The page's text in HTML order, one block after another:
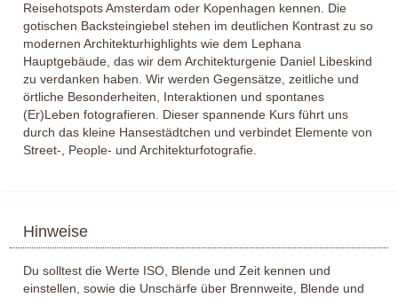
Reisehotspots Amsterdam oder Kopenhagen kennen. Die
gotischen Backsteingiebel stehen im deutlichen Kontrast zu so
modernen Architekturhighlights wie dem Lephana
Hauptgebäude, das wir dem Architekturgenie Daniel Libeskind
zu verdanken haben. Wir werden Gegensätze, zeitliche und
örtliche Besonderheiten, Interaktionen und spontanes
(Er)Leben fotografieren. Dieser spannende Kurs führt uns
durch das kleine Hansestädtchen und verbindet Elemente von
Street-, People- und Architekturfotografie.
Hinweise
Du solltest die Werte ISO, Blende und Zeit kennen und
einstellen, sowie die Unschärfe über Brennweite, Blende und